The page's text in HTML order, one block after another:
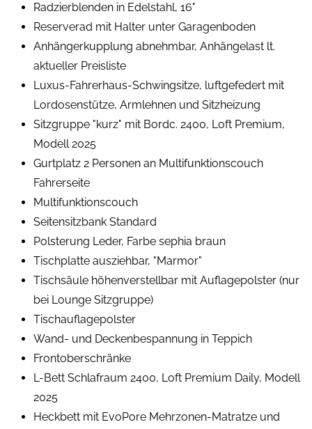
Radzierblenden in Edelstahl, 16"
Reserverad mit Halter unter Garagenboden
Anhängerkupplung abnehmbar, Anhängelast lt.
aktueller Preisliste
Luxus-Fahrerhaus-Schwingsitze, luftgefedert mit
Lordosenstütze, Armlehnen und Sitzheizung
Sitzgruppe "kurz" mit Bordc. 2400, Loft Premium,
Modell 2025
Gurtplatz 2 Personen an Multifunktionscouch
Fahrerseite
Multifunktionscouch
Seitensitzbank Standard
Polsterung Leder, Farbe sephia braun
Tischplatte ausziehbar, "Marmor"
Tischsäule höhenverstellbar mit Auflagepolster (nur
bei Lounge Sitzgruppe)
Tischauflagepolster
Wand- und Deckenbespannung in Teppich
Frontoberschränke
L-Bett Schlafraum 2400, Loft Premium Daily, Modell
2025
Heckbett mit EvoPore Mehrzonen-Matratze und